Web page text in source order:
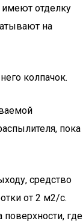
имеют отделку
на
колпачок.
пока
средство
от 2 м2/с.
где